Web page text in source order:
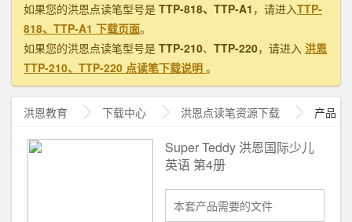
如果您的洪恩点读笔型号是 TTP-818、TTP-A1 ，请进入TTP-
818、TTP-A1 下载页面。
如果您的洪恩点读笔型号是 TTP-210、 TTP-220，请进入 洪恩
TTP-210、TTP-220 点读笔下载说明 。
洪恩教育 下载中心 洪恩点读笔资源下载 产品
Super Teddy 洪恩国际少儿
英语 第4册
本套产品需要的文件